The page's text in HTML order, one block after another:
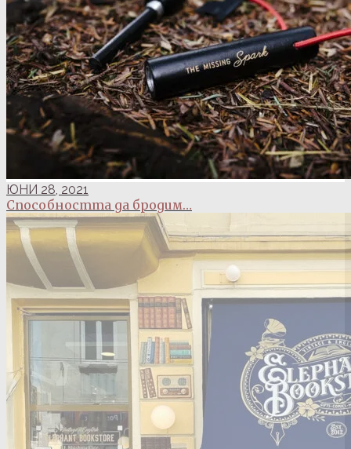
ЮНИ 28, 2021
Способността да бродим…